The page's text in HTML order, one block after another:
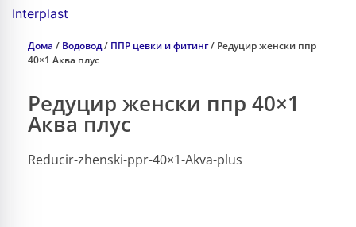
Interplast
Дома / Водовод/ ППР цевки и фитинг/ Редуцир женски ппр
40×1 Аква плус
Редуцир женски ппр 40×1
Аква плус
Reducir-zhenski-ppr-40×1-Akva-plus